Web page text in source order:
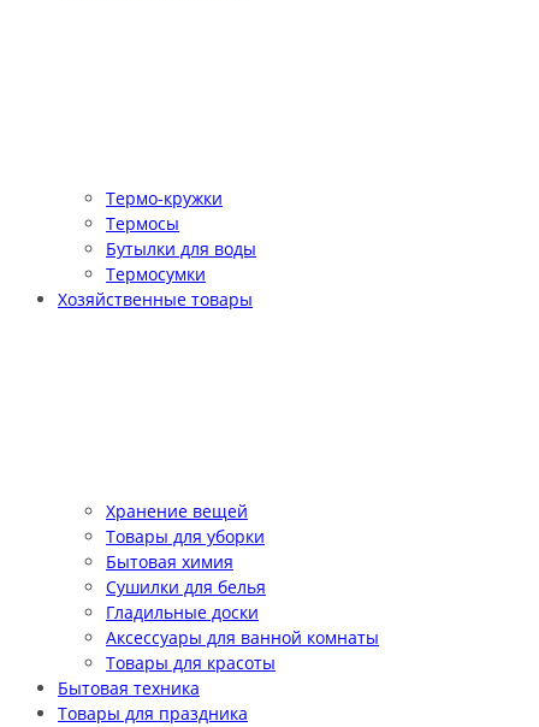
Термо-кружки
Термосы
Бутылки для воды
Термосумки
Хозяйственные товары
Хранение вещей
Товары для уборки
Бытовая химия
Сушилки для белья
Гладильные доски
Аксессуары для ванной комнаты
Товары для красоты
Бытовая техника
Товары для праздника